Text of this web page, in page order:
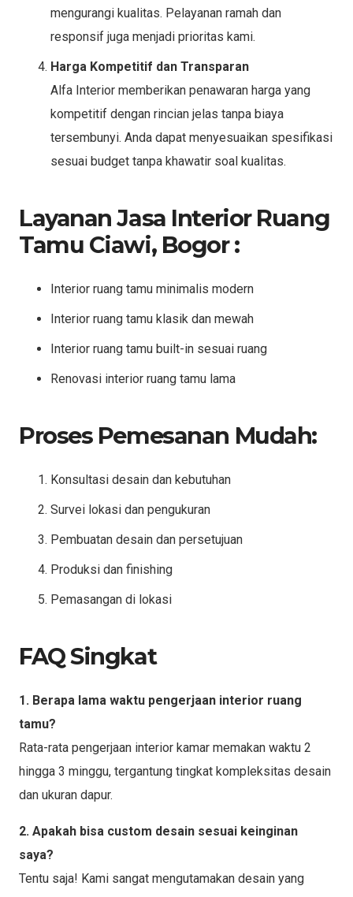
mengurangi kualitas. Pelayanan ramah dan
responsif juga menjadi prioritas kami.
Harga Kompetitif dan Transparan
Alfa Interior memberikan penawaran harga yang
kompetitif dengan rincian jelas tanpa biaya
tersembunyi. Anda dapat menyesuaikan spesifikasi
sesuai budget tanpa khawatir soal kualitas.
Layanan Jasa Interior Ruang
Tamu Ciawi, Bogor :
Interior ruang tamu minimalis modern
Interior ruang tamu klasik dan mewah
Interior ruang tamu built-in sesuai ruang
Renovasi interior ruang tamu lama
Proses Pemesanan Mudah:
Konsultasi desain dan kebutuhan
Survei lokasi dan pengukuran
Pembuatan desain dan persetujuan
Produksi dan finishing
Pemasangan di lokasi
FAQ Singkat
1. Berapa lama waktu pengerjaan interior ruang
tamu?
Rata-rata pengerjaan interior kamar memakan waktu 2
hingga 3 minggu, tergantung tingkat kompleksitas desain
dan ukuran dapur.
2. Apakah bisa custom desain sesuai keinginan
saya?
Tentu saja! Kami sangat mengutamakan desain yang